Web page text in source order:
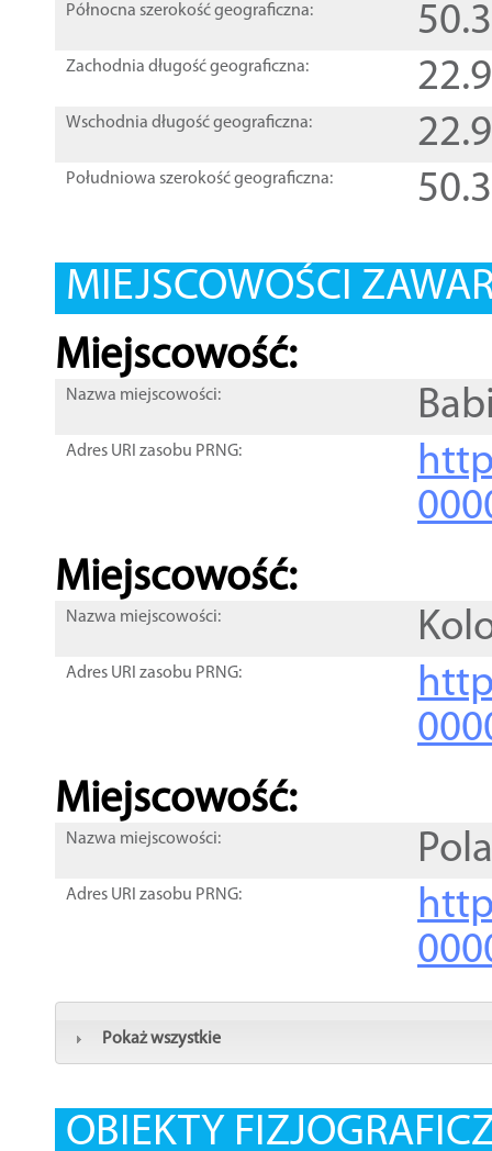
Północna szerokość geograficzna:
Zachodnia długość geograficzna:
Wschodnia długość geograficzna:
Południowa szerokość geograficzna:
MIEJSCOWOŚCI
Miejscowość:
Nazwa miejscowości:
Adres URI zasobu PRNG:
Miejscowość:
Nazwa miejscowości:
Adres URI zasobu PRNG:
Miejscowość:
Nazwa miejscowości:
Adres URI zasobu PRNG:
Pokaż wszystkie
OBIEKTY